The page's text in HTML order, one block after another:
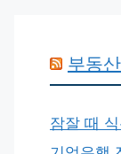
부동산
잠잘 때